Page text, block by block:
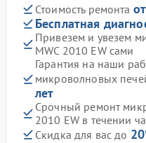
Стоимость ремонта
Бесплатная
Привезем и увезем
MWC 2010 EW сами
Гарантия на наши
микроволновых
лет
Срочный ремонт
2010 EW в течении
Скидка для вас до